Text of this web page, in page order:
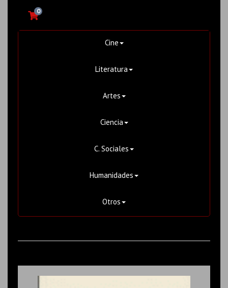
0
Cine
Literatura
Artes
Ciencia
C. Sociales
Humanidades
Otros